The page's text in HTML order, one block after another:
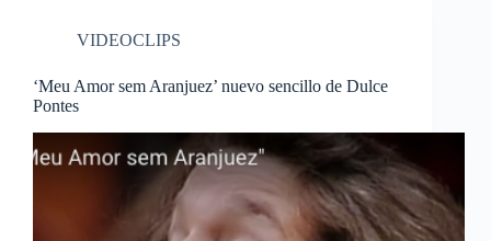
VIDEOCLIPS
‘Meu Amor sem Aranjuez’ nuevo sencillo de Dulce
Pontes